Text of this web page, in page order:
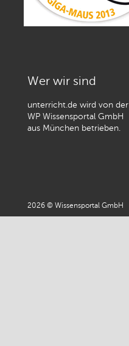
Wer wir sind
unterricht.de wird von der
WP Wissensportal GmbH
aus München betrieben.
2026 © Wissensportal GmbH